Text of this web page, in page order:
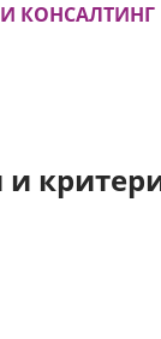
КОНСАЛТИНГ